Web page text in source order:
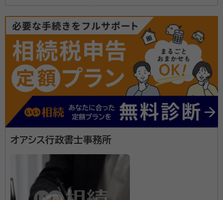
大木 進（オオギ ススム）
行政書士
経歴：
東北大学卒、各士業事務所の事務員経験が複数あり
事務所口コミ（抜粋）：
account_circle 満足度 5.0
ご利用時期：2026/4
面談の感想
初めての相談だったので難しいことはよくわかりませんが、内容につい
て丁寧に教えていただいたと思いました。
こちらの状況などを配慮していただき、スムーズにお話を進めていただ
けたと思います。
１００人を超える相続無料相談を行い、多数の満足のお
声を頂いております。 相続を主力業務としており、山梨
オアシス行政書士事務所